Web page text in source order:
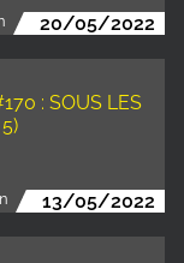
20/05/2022
: SOUS LES
13/05/2022